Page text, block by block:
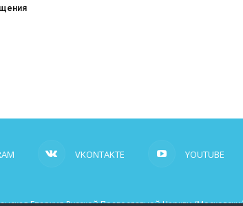
VKONTAKTE YOUTUBE